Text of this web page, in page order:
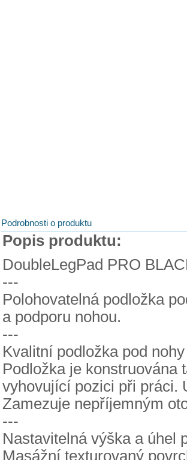
Podrobnosti o produktu
Popis produktu:
DoubleLegPad PRO
---
Polohovatelná podložka
a podporu nohou.
---
Kvalitní podložka pod
Podložka je konstruována
vyhovující pozici při práci.
Zamezuje nepříjemným
---
Nastavitelná výška a úhel
Masážní texturovaný